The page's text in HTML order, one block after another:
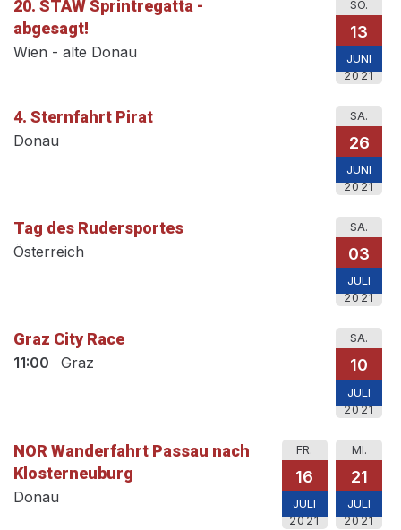
SO.
13
JUNI
2021
20. STAW Sprintregatta -
abgesagt!
Wien - alte Donau
SA.
26
JUNI
2021
4. Sternfahrt Pirat
Donau
SA.
03
JULI
2021
Tag des Rudersportes
Österreich
SA.
10
JULI
2021
Graz City Race
11:00 Graz
FR.
16
JULI
2021
MI.
21
JULI
2021
NOR Wanderfahrt Passau nach
Klosterneuburg
Donau